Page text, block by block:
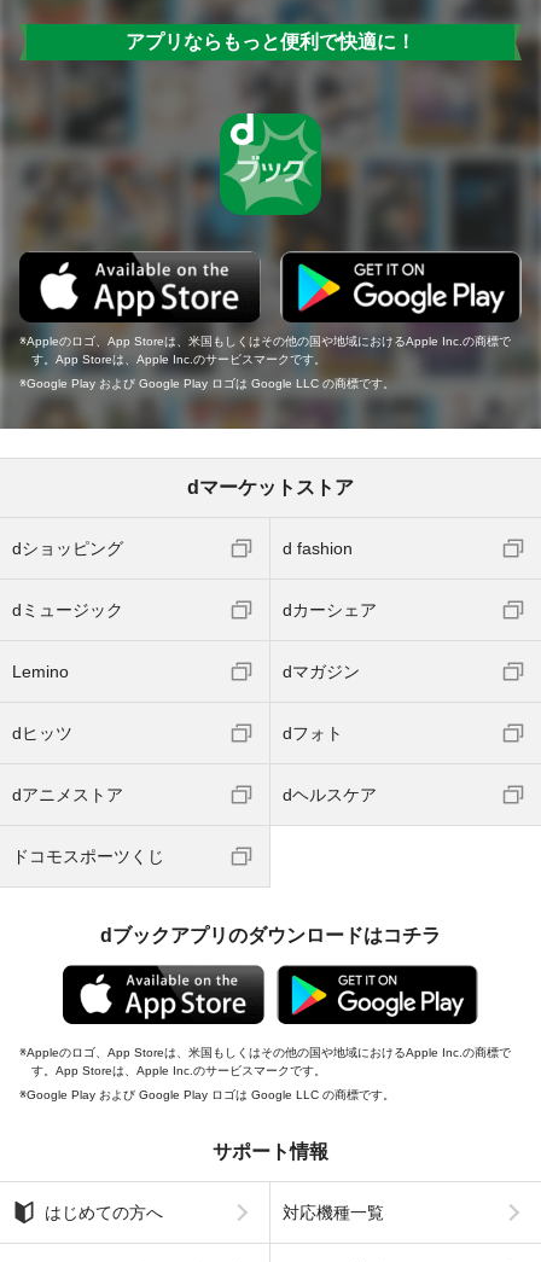
アプリならもっと便利で快適に！
Appleのロゴ、App Storeは、米国もしくはその他の国や地域におけるApple Inc.の商標で
す。App Storeは、Apple Inc.のサービスマークです。
Google Play および Google Play ロゴは Google LLC の商標です。
dマーケットストア
dショッピング d fashion
dミュージック dカーシェア
Lemino dマガジン
dヒッツ dフォト
dアニメストア dヘルスケア
ドコモスポーツくじ
dブックアプリのダウンロードはコチラ
Appleのロゴ、App Storeは、米国もしくはその他の国や地域におけるApple Inc.の商標で
す。App Storeは、Apple Inc.のサービスマークです。
Google Play および Google Play ロゴは Google LLC の商標です。
サポート情報
はじめての方へ 対応機種一覧